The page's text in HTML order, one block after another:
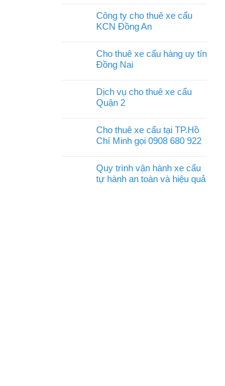
Công ty cho thuê xe cẩu
KCN Đồng An
Cho thuê xe cẩu hàng uy tín
Đồng Nai
Dịch vụ cho thuê xe cẩu
Quận 2
Cho thuê xe cẩu tại TP.Hồ
Chí Minh gọi 0908 680 922
Quy trình vận hành xe cẩu
tự hành an toàn và hiệu quả